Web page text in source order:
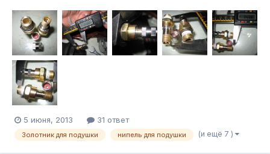
подготовлен к установке (уплотнительное кольцо и фум
лента)! Вкрутил и забыл о утечках! Под уплотнительное
кольцо естественно есть проточ...
5 июня, 2013 31 ответ
Золотник для подушки нипель для подушки (и ещё 7 )